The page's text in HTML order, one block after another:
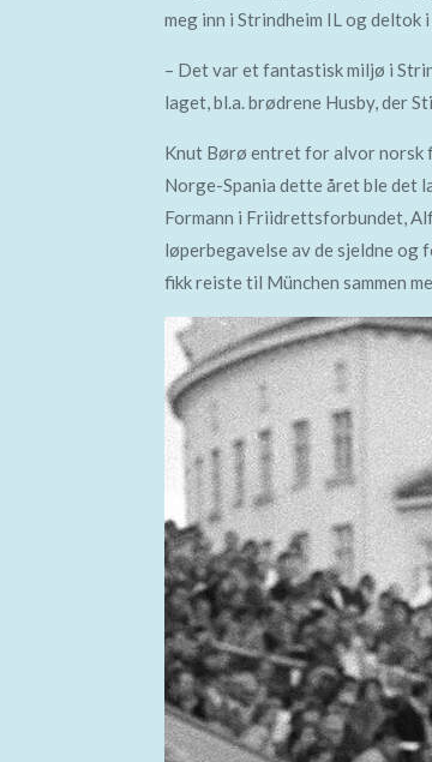
meg inn i Strindheim IL og
– Det var et fantastisk miljø i
laget, bl.a. brødrene Husby, der
Knut Børø entret for alvor norsk
Norge-Spania dette året ble det
Formann i Friidrettsforbundet,
løperbegavelse av de sjeldne
fikk reiste til München sammen